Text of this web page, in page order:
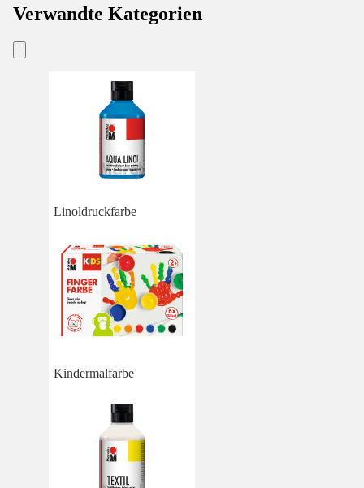
Verwandte Kategorien
Linoldruckfarbe
Kindermalfarbe